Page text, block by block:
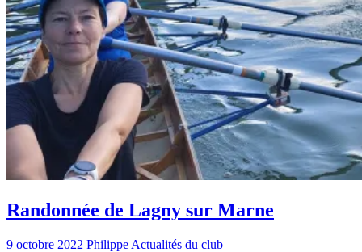
Randonnée de Lagny sur Marne
9 octobre 2022 Philippe Actualités du club